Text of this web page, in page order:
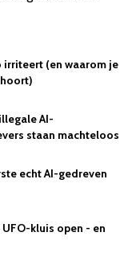
irriteert (en waarom je
AI-
staan machteloos
echt AI-gedreven
kluis open - en